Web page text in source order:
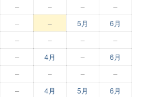
– – – –
– – 5月
6月
– – – –
– 4月 –
6月
– – – –
– 4月 5月
6月